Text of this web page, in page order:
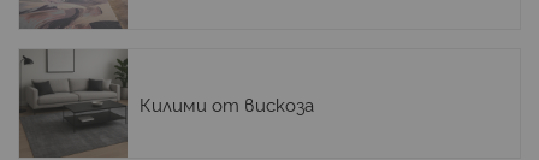
Килими от вискоза